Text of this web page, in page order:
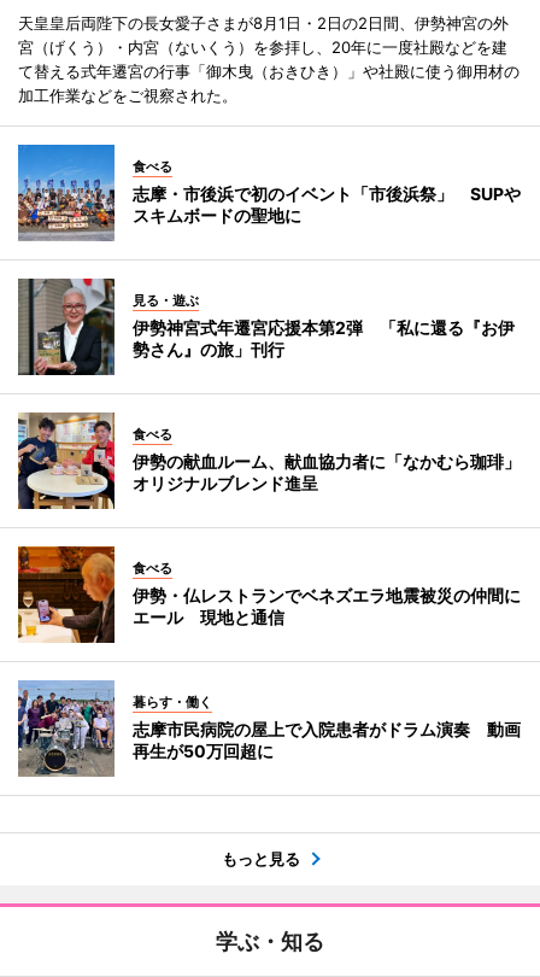
天皇皇后両陛下の長女愛子さまが8月1日・2日の2日間、伊勢神宮の外
宮（げくう）・内宮（ないくう）を参拝し、20年に一度社殿などを建
て替える式年遷宮の行事「御木曳（おきひき）」や社殿に使う御用材の
加工作業などをご視察された。
食べる
志摩・市後浜で初のイベント「市後浜祭」 SUPや
スキムボードの聖地に
見る・遊ぶ
伊勢神宮式年遷宮応援本第2弾 「私に還る『お伊
勢さん』の旅」刊行
食べる
伊勢の献血ルーム、献血協力者に「なかむら珈琲」
オリジナルブレンド進呈
食べる
伊勢・仏レストランでベネズエラ地震被災の仲間に
エール 現地と通信
暮らす・働く
志摩市民病院の屋上で入院患者がドラム演奏 動画
再生が50万回超に
もっと見る
学ぶ・知る